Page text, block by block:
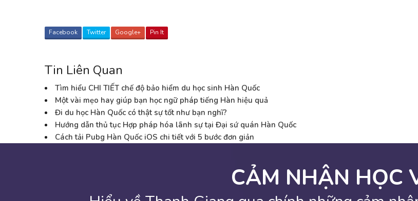
Facebook Twitter Google+ Pin It
Tin Liên Quan
Tìm hiểu CHI TIẾT chế độ bảo hiểm du học sinh Hàn Quốc
Một vài mẹo hay giúp bạn học ngữ pháp tiếng Hàn hiệu quả
Đi du học Hàn Quốc có thật sự tốt như bạn nghĩ?
Hướng dẫn thủ tục Hợp pháp hóa lãnh sự tại Đại sứ quán Hàn Quốc
Cách tải Pubg Hàn Quốc iOS chi tiết với 5 bước đơn giản
CẢM NHẬN HỌC